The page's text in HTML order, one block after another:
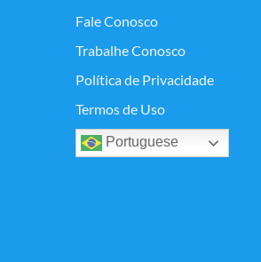
Fale Conosco
Trabalhe Conosco
Política de Privacidade
Termos de Uso
Portuguese